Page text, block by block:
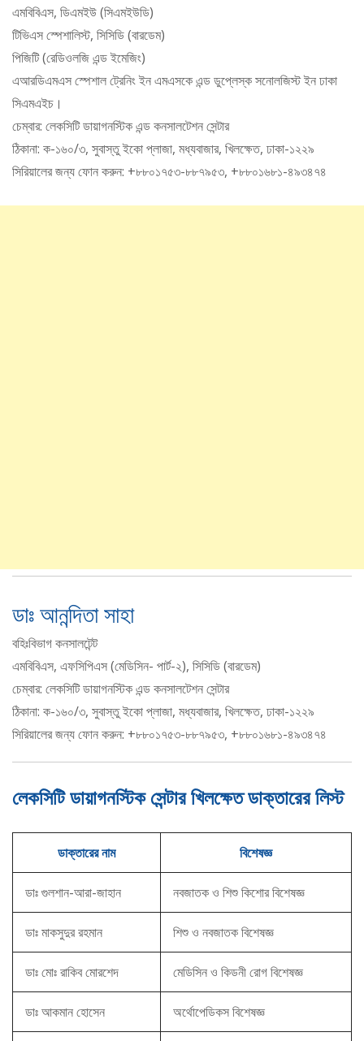
এমবিবিএস, ডিএমইউ (সিএমইউডি)
টিভিএস স্পেশালিস্ট, সিসিডি (বারডেম)
পিজিটি (রেডিওলজি এন্ড ইমেজিং)
এআরডিএমএস স্পেশাল ট্রেনিং ইন এমএসকে এন্ড ডুপ্লেস্ক সনোলজিস্ট ইন ঢাকা
সিএমএইচ।
চেম্বার: লেকসিটি ডায়াগনস্টিক এন্ড কনসালটেশন সেন্টার
ঠিকানা: ক-১৬০/৩, সুবাস্তু ইকো প্লাজা, মধ্যবাজার, খিলক্ষেত, ঢাকা-১২২৯
সিরিয়ালের জন্য ফোন করুন: +৮৮০১৭৫৩-৮৮৭৯৫৩, +৮৮০১৬৮১-৪৯৩৪৭৪
ডাঃ আনন্দিতা সাহা
বহিঃবিভাগ কনসালটেন্ট
এমবিবিএস, এফসিপিএস (মেডিসিন- পার্ট-২), সিসিডি (বারডেম)
চেম্বার: লেকসিটি ডায়াগনস্টিক এন্ড কনসালটেশন সেন্টার
ঠিকানা: ক-১৬০/৩, সুবাস্তু ইকো প্লাজা, মধ্যবাজার, খিলক্ষেত, ঢাকা-১২২৯
সিরিয়ালের জন্য ফোন করুন: +৮৮০১৭৫৩-৮৮৭৯৫৩, +৮৮০১৬৮১-৪৯৩৪৭৪
লেকসিটি ডায়াগনস্টিক সেন্টার খিলক্ষেত ডাক্তারের লিস্ট
ডাক্তারের নাম বিশেষজ্ঞ
ডাঃ গুলশান-আরা-জাহান নবজাতক ও শিশু কিশোর বিশেষজ্ঞ
ডাঃ মাকসুদুর রহমান শিশু ও নবজাতক বিশেষজ্ঞ
ডাঃ মোঃ রাকিব মোরশেদ মেডিসিন ও কিডনী রোগ বিশেষজ্ঞ
ডাঃ আকমান হোসেন অর্থোপেডিকস বিশেষজ্ঞ